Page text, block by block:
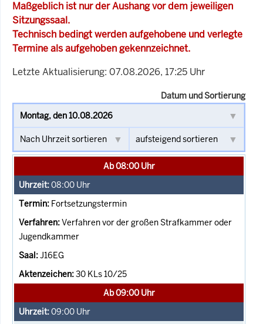
Maßgeblich ist nur der Aushang vor dem jeweiligen
Sitzungssaal.
Technisch bedingt werden aufgehobene und verlegte
Termine als aufgehoben gekennzeichnet.
Letzte Aktualisierung: 07.08.2026, 17:25 Uhr
Datum und Sortierung
Ab 08:00 Uhr
08:00 Uhr
Fortsetzungstermin
Verfahren vor der großen Strafkammer oder
Jugendkammer
J16EG
30 KLs 10/25
Ab 09:00 Uhr
09:00 Uhr